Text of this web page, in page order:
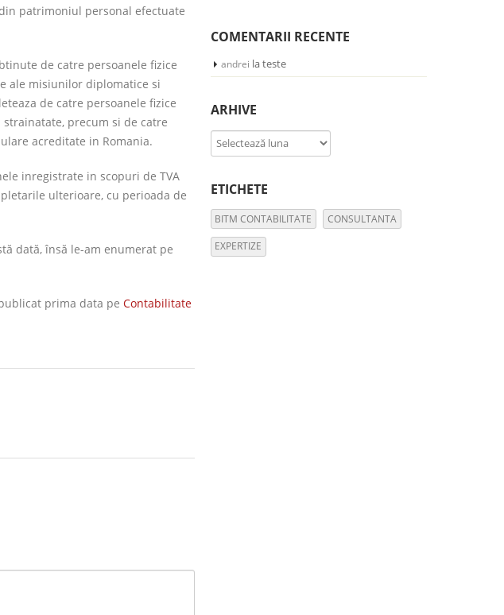
patrimoniul personal efectuate
de catre persoanele fizice
ale misiunilor diplomatice si
de catre persoanele fizice
precum si de catre
acreditate in Romania.
inregistrate in scopuri de TVA
ulterioare, cu perioada de
dată, însă le-am enumerat pe
prima data pe Contabilitate
COMENTARII RECENTE
andrei lateste
ARHIVE
Arhive
ETICHETE
BITM CONTABILITATE CONSULTANTA
EXPERTIZE